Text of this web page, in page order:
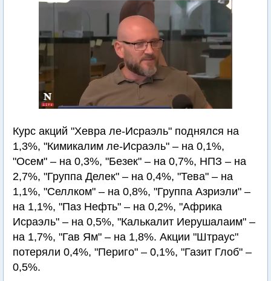
Курс акций "Хевра ле-Исраэль" поднялся на
1,3%, "Кимикалим ле-Исраэль" – на 0,1%,
"Осем" – на 0,3%, "Безек" – на 0,7%, НПЗ – на
2,7%, "Группа Делек" – на 0,4%, "Тева" – на
1,1%, "Селлком" – на 0,8%, "Группа Азриэли" –
на 1,1%, "Паз Нефть" – на 0,2%, "Африка
Исраэль" – на 0,5%, "Калькалит Иерушалаим" –
на 1,7%, "Гав Ям" – на 1,8%. Акции "Штраус"
потеряли 0,4%, "Периго" – 0,1%, "Газит Глоб" –
0,5%.